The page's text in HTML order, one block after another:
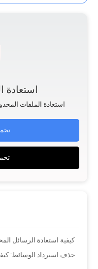
استعادة
.استعادة الملفات
كيفية استعادة الرسائل
حذف استرداد الوسائط: